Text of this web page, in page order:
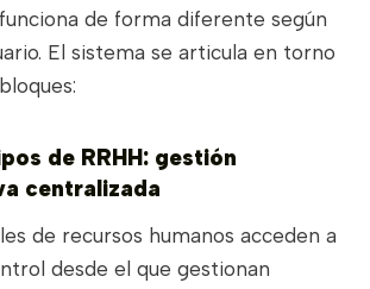
de forma diferente según
El sistema se articula en torno
de RRHH: gestión
centralizada
de recursos humanos acceden a
desde el que gestionan